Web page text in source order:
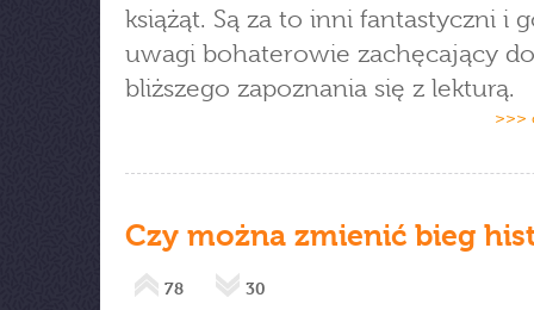
książąt. Są za to inni fantastyczni i
uwagi bohaterowie zachęcający do
bliższego zapoznania się z lekturą.
>>>
Czy można zmienić bieg
78 30